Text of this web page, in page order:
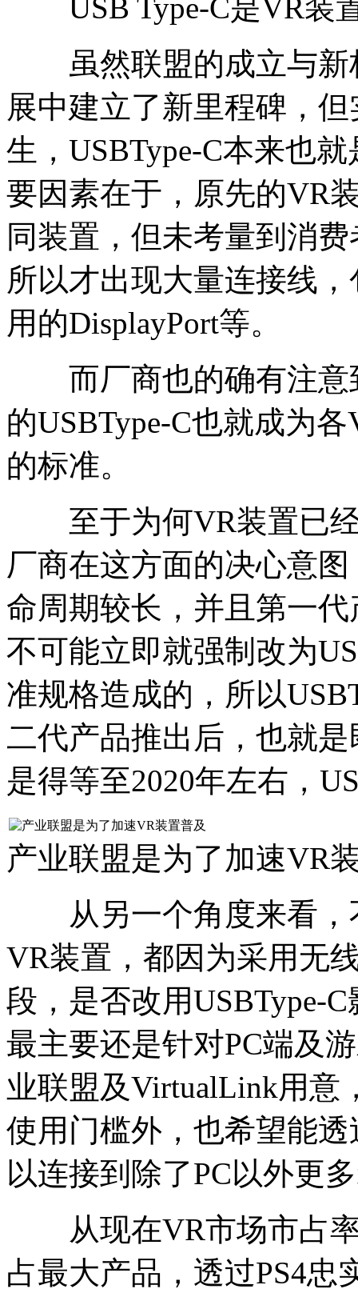
USB Type-C是VR装
虽然联盟的成立与新
展中建立了新里程碑，
生，USBType-C本来也
要因素在于，原先的VR
同装置，但未考量到消
所以才出现大量连接线
用的DisplayPort等。
而厂商也的确有注意
的USBType-C也就成为
的标准。
至于为何VR装置已经
厂商在这方面的决心意
命周期较长，并且第一
不可能立即就强制改为
准规格造成的，所以
二代产品推出后，也就
是得等至2020年左右，
产业联盟是为了加速VR
从另一个角度来看，
VR装置，都因为采用无
段，是否改用USBType-
最主要还是针对PC端及
业联盟及VirtualLink用意
使用门槛外，也希望能
以连接到除了PC以外更
从现在VR市场市占率
占最大产品，透过PS4忠